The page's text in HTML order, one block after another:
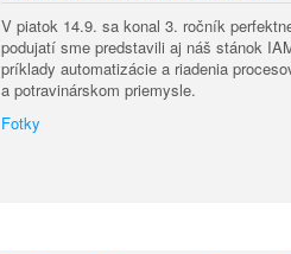
V piatok 14.9. sa konal 3. ročník
podujatí sme predstavili aj náš stánok
príklady automatizácie a riadenia
a potravinárskom priemysle.
Fotky